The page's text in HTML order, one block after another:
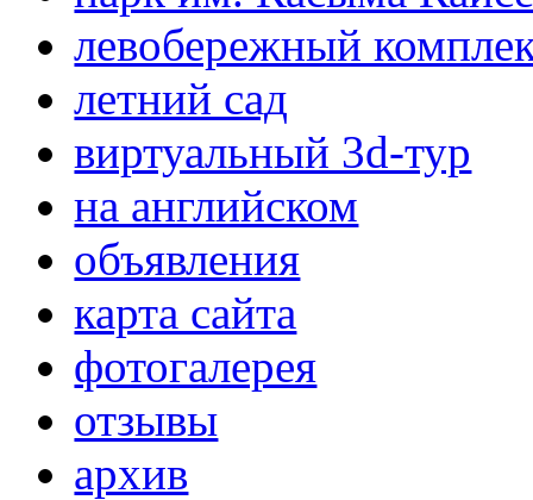
левобережный
летний сад
виртуальный 3d-тур
на английском
объявления
карта сайта
фотогалерея
отзывы
архив